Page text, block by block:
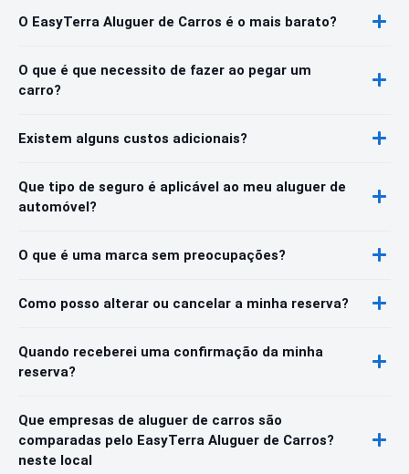
O EasyTerra Aluguer de Carros é o mais barato?
O que é que necessito de fazer ao pegar um
carro?
Existem alguns custos adicionais?
Que tipo de seguro é aplicável ao meu aluguer de
automóvel?
O que é uma marca sem preocupações?
Como posso alterar ou cancelar a minha reserva?
Quando receberei uma confirmação da minha
reserva?
Que empresas de aluguer de carros são
comparadas pelo EasyTerra Aluguer de Carros?
neste local